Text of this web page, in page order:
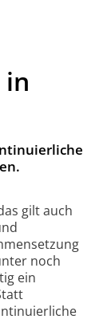
gilt auch
noch
ein